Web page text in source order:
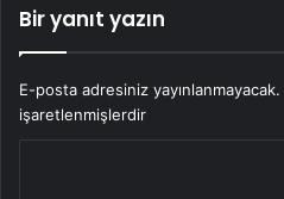
Bir yanıt yazın
E-posta adresiniz yayınlanmayacak.
işaretlenmişlerdir